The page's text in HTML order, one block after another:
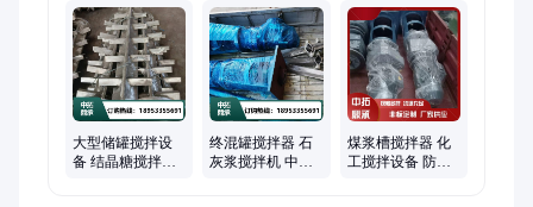
xdj机架、耐酸碱、205机封、污水池、斜齿轮、222机封、pp抽
滤槽、pp缠绕罐、中拓鼎承、焊接机架、搪瓷球阀、轮减速机、
皮带侧入、离心风机、污水化工、池侧搅拌、端面机封、搪瓷放
料、不锈钢储罐、带密封机架
大型储罐搅拌设
备 结晶糖搅拌器
终混罐搅拌器 石
灰浆搅拌机 中拓
煤浆槽搅拌器 化
工搅拌设备 防腐